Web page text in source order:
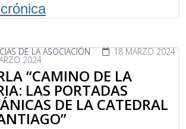
DE LA ASOCIACIÓN 18 MARZO 2024
2024
“CAMINO DE LA
LAS PORTADAS
DE LA CATEDRAL